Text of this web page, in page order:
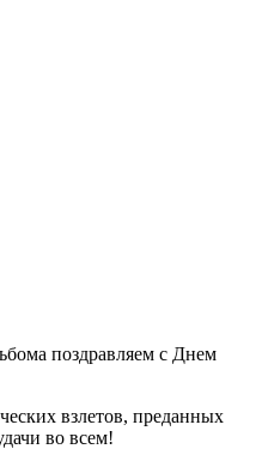
поздравляем с Днем
взлетов, преданных
во всем!